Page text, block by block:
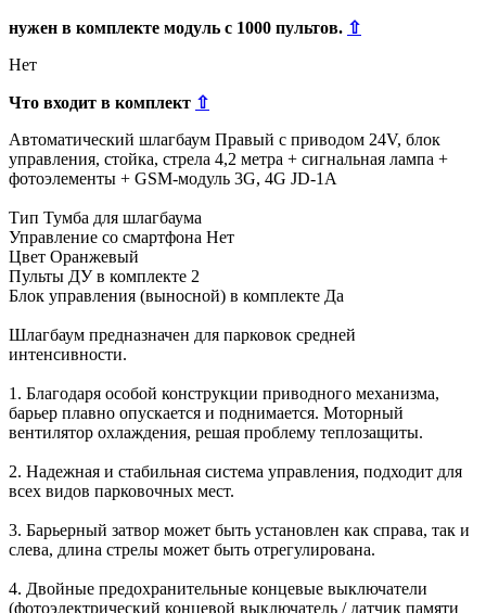
нужен в комплекте модуль с 1000 пультов. ⇧
Нет
Что входит в комплект ⇧
Автоматический шлагбаум Правый с приводом 24V, блок
управления, стойка, стрела 4,2 метра + сигнальная лампа +
фотоэлементы + GSM-модуль 3G, 4G JD-1A
Тип Тумба для шлагбаума
Управление со смартфона Нет
Цвет Оранжевый
Пульты ДУ в комплекте 2
Блок управления (выносной) в комплекте Да
Шлагбаум предназначен для парковок средней
интенсивности.
1. Благодаря особой конструкции приводного механизма,
барьер плавно опускается и поднимается. Моторный
вентилятор охлаждения, решая проблему теплозащиты.
2. Надежная и стабильная система управления, подходит для
всех видов парковочных мест.
3. Барьерный затвор может быть установлен как справа, так и
слева, длина стрелы может быть отрегулирована.
4. Двойные предохранительные концевые выключатели
(фотоэлектрический концевой выключатель / датчик памяти